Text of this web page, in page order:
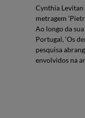
Cynthia Levitan
metragem
Ao longo da
Portugal, ‘Os
pesquisa
envolvidos na